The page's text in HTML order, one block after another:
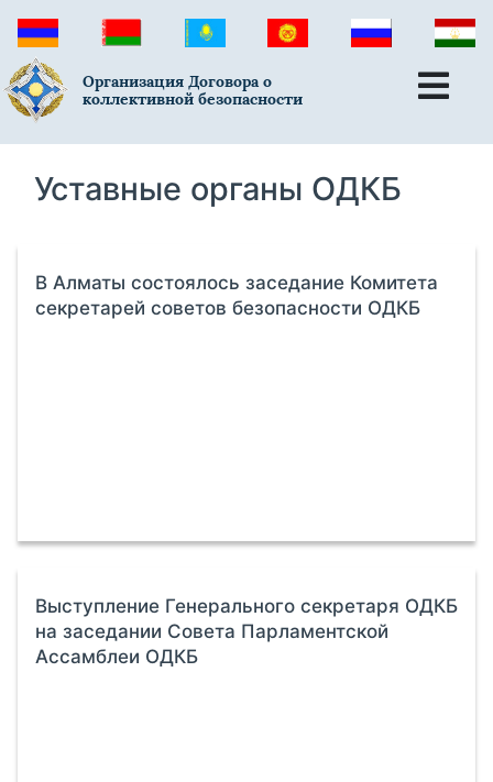
Организация Договора о
коллективной безопасности
Уставные органы ОДКБ
В Алматы состоялось заседание Комитета
секретарей советов безопасности ОДКБ
Выступление Генерального секретаря ОДКБ
на заседании Совета Парламентской
Ассамблеи ОДКБ